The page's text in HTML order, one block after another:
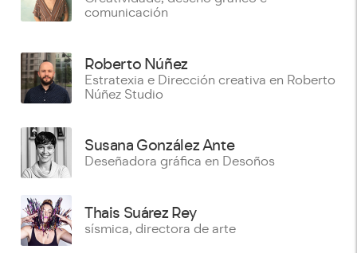
comunicación
Roberto Núñez
Estratexia e Dirección creativa en Roberto
Núñez Studio
Susana González Ante
Deseñadora gráfica en Desoños
Thais Suárez Rey
sísmica, directora de arte